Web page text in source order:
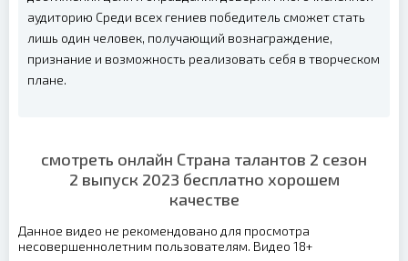
аудиторию Среди всех гениев победитель сможет стать
лишь один человек, получающий вознаграждение,
признание и возможность реализовать себя в творческом
плане.
смотреть онлайн Страна талантов 2 сезон
2 выпуск 2023 бесплатно хорошем
качестве
Данное видео не рекомендовано для просмотра
несовершеннолетним пользователям. Видео 18+